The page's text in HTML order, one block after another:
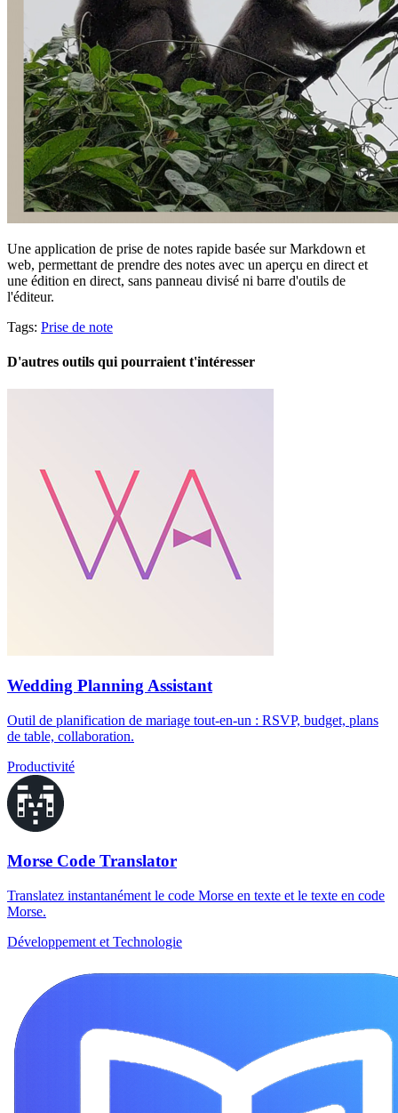
Une application de prise de notes rapide basée sur Markdown et
web, permettant de prendre des notes avec un aperçu en direct et
une édition en direct, sans panneau divisé ni barre d'outils de
l'éditeur.
Tags: Prise de note
D'autres outils qui pourraient t'intéresser
Wedding Planning Assistant
Outil de planification de mariage tout-en-un : RSVP, budget, plans
de table, collaboration.
Productivité
Morse Code Translator
Translatez instantanément le code Morse en texte et le texte en code
Morse.
Développement et Technologie